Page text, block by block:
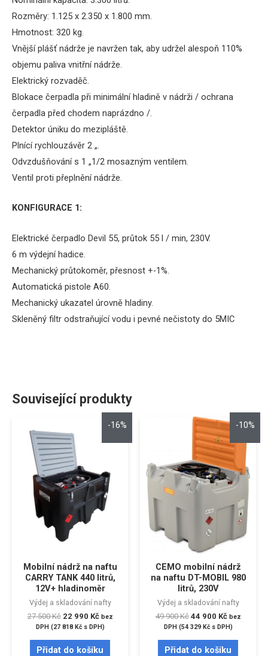
Rozměry: 1.125 x 2.350 x 1.800 mm.
Hmotnost: 320 kg.
Vnější plášť nádrže je navržen tak, aby udržel alespoň 110%
objemu paliva vnitřní nádrže.
Elektrický rozvaděč.
Blokace čerpadla při minimální hladině v nádrži / ochrana
čerpadla před chodem naprázdno /.
Detektor úniku do mezipláště.
Plnící rychlouzávěr 2 „.
Odvzdušňování s 1 „1/2 mosazným ventilem.
Ventil proti přeplnění nádrže.
KONFIGURACE 1:
Elektrické čerpadlo Devil 55, průtok 55 l / min, 230V.
6 m výdejní hadice.
Mechanický průtokoměr, přesnost +-1%.
Automatická pistole A60.
Mechanický ukazatel úrovně hladiny.
Skleněný filtr odstraňující vodu i pevné nečistoty do 5MIC
Související produkty
-16%
Mobilní nádrž na naftu
CARRY TANK 440 litrů,
12V+ hladinoměr
Výdej a skladování nafty
27 500Kč 22 990 Kč bez
DPH (27 818 Kčs DPH)
Přidat do košíku
-10%
CEMO mobilní nádrž
na naftu DT-MOBIL 980
litrů, 230V
Výdej a skladování nafty
49 900Kč 44 900 Kč bez
DPH (54 329 Kčs DPH)
Přidat do košíku